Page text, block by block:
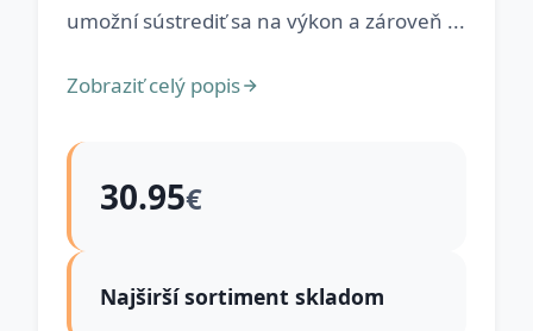
umožní sústrediť sa na výkon a zároveň ...
Zobraziť celý popis
30.95€
Najširší sortiment skladom